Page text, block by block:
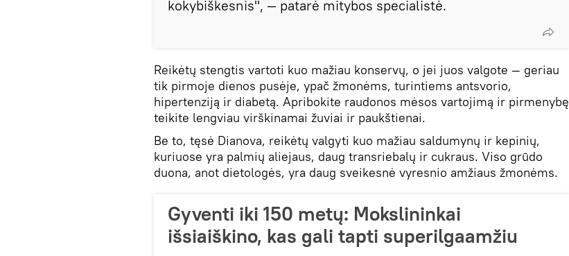
kokybiškesnis", — patarė mitybos specialistė.
Reikėtų stengtis vartoti kuo mažiau konservų, o jei juos valgote — geriau
tik pirmoje dienos pusėje, ypač žmonėms, turintiems antsvorio,
hipertenziją ir diabetą. Apribokite raudonos mėsos vartojimą ir pirmenybę
teikite lengviau virškinamai žuviai ir paukštienai.
Be to, tęsė Dianova, reikėtų valgyti kuo mažiau saldumynų ir kepinių,
kuriuose yra palmių aliejaus, daug transriebalų ir cukraus. Viso grūdo
duona, anot dietologės, yra daug sveikesnė vyresnio amžiaus žmonėms.
Gyventi iki 150 metų: Mokslininkai
išsiaiškino, kas gali tapti superilgaamžiu